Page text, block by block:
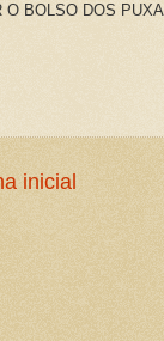
O BOLSO DOS
inicial